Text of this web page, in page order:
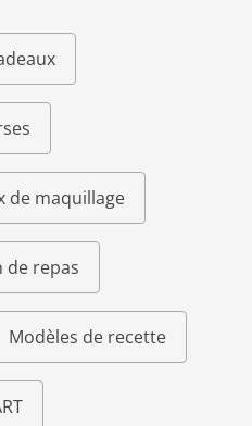
de maquillage
de repas
Modèles de recette